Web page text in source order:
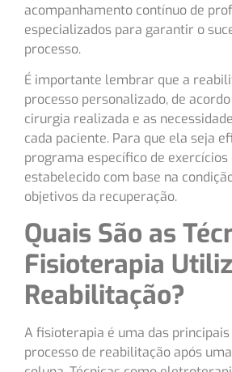
acompanhamento contínuo de
especializados para garantir o
processo.
É importante lembrar que a
processo personalizado, de
cirurgia realizada e as
cada paciente. Para que ela seja
programa específico de
estabelecido com base na
objetivos da recuperação.
Quais São as
Fisioterapia
Reabilitação?
A fisioterapia é uma das
processo de reabilitação após